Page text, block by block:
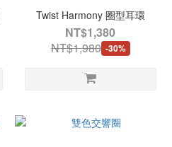
Twist Harmony 圈型耳環
NT$1,380
NT$1,980 -30%